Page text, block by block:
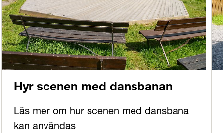
Hyr scenen med dansbanan
Läs mer om hur scenen med dansbana
kan användas